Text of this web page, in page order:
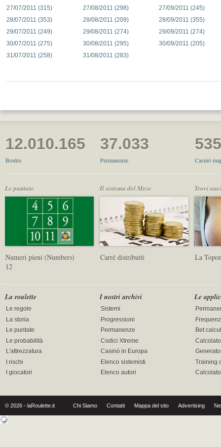
27/07/2011 (315)
28/07/2011 (353)
29/07/2011 (249)
30/07/2011 (275)
31/07/2011 (258)
27/08/2011 (298)
28/08/2011 (209)
29/08/2011 (274)
30/08/2011 (295)
31/08/2011 (283)
27/09/2011 (245)
28/09/2011 (355)
29/09/2011 (274)
30/09/2011 (205)
12.010.165
Boules
37.033
Permanenze Casinó
Le puntate
Numeri pieni (Numbers)
12
Il sistema del Mese
Carré distribuiti
Trovi
La
La roulette
Le regole
La storia
Le puntate
Le probabilità
L'attrezzatura
I rischi
I giocatori
I nostri archivi
Sistemi
Progressioni
Permanenze
Codici Xtreme
Casinó in Europa
Elenco sistemisti
Elenco autori
Le
Bet
Training
© 2026 - laRoulette.it Chi Siamo Contatti Mappa del sito Advertising